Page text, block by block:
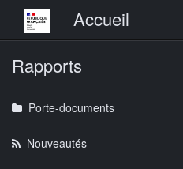
Menu principalAccueil
Rapports
Porte-documents
Nouveautés